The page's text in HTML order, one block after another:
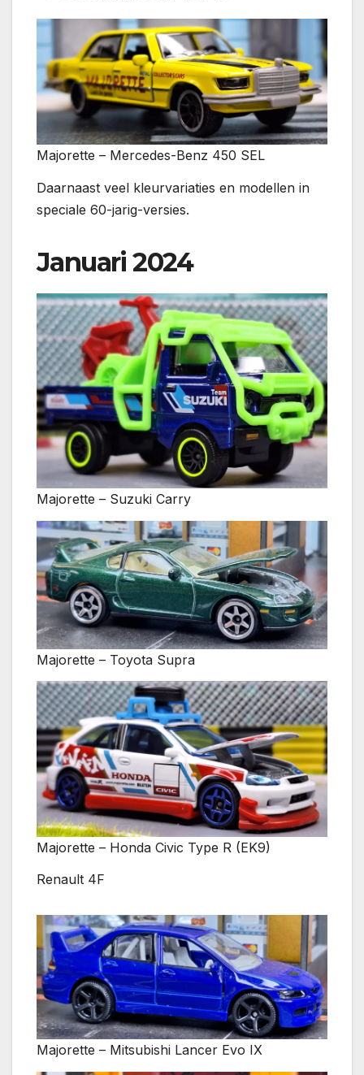
Majorette – Mercedes-Benz 450 SEL
Daarnaast veel kleurvariaties en modellen in
speciale 60-jarig-versies.
Januari 2024
Majorette – Suzuki Carry
Majorette – Toyota Supra
Majorette – Honda Civic Type R (EK9)
Renault 4F
Majorette – Mitsubishi Lancer Evo IX